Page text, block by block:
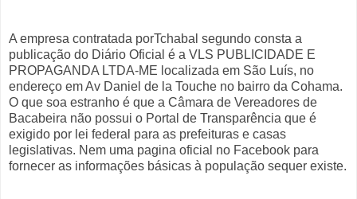
A empresa contratada porTchabal segundo consta a
publicação do Diário Oficial é a VLS PUBLICIDADE E
PROPAGANDA LTDA-ME localizada em São Luís, no
endereço em Av Daniel de la Touche no bairro da Cohama.
O que soa estranho é que a Câmara de Vereadores de
Bacabeira não possui o Portal de Transparência que é
exigido por lei federal para as prefeituras e casas
legislativas. Nem uma pagina oficial no Facebook para
fornecer as informações básicas à população sequer existe.